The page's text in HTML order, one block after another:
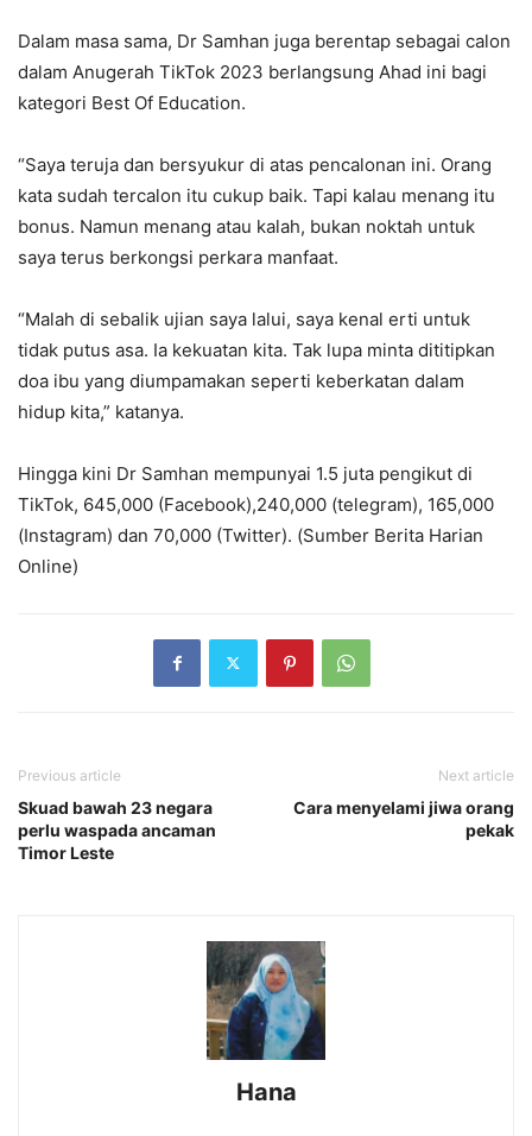
Dalam masa sama, Dr Samhan juga berentap sebagai calon
dalam Anugerah TikTok 2023 berlangsung Ahad ini bagi
kategori Best Of Education.
“Saya teruja dan bersyukur di atas pencalonan ini. Orang
kata sudah tercalon itu cukup baik. Tapi kalau menang itu
bonus. Namun menang atau kalah, bukan noktah untuk
saya terus berkongsi perkara manfaat.
“Malah di sebalik ujian saya lalui, saya kenal erti untuk
tidak putus asa. Ia kekuatan kita. Tak lupa minta dititipkan
doa ibu yang diumpamakan seperti keberkatan dalam
hidup kita,” katanya.
Hingga kini Dr Samhan mempunyai 1.5 juta pengikut di
TikTok, 645,000 (Facebook),240,000 (telegram), 165,000
(Instagram) dan 70,000 (Twitter). (Sumber Berita Harian
Online)
Previous article
Skuad bawah 23 negara
perlu waspada ancaman
Timor Leste
Next article
Cara menyelami jiwa orang
pekak
Hana